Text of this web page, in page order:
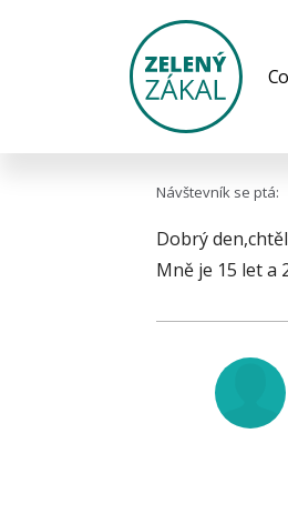
Návštevník se ptá:
Dobrý
Mně je 15 let a